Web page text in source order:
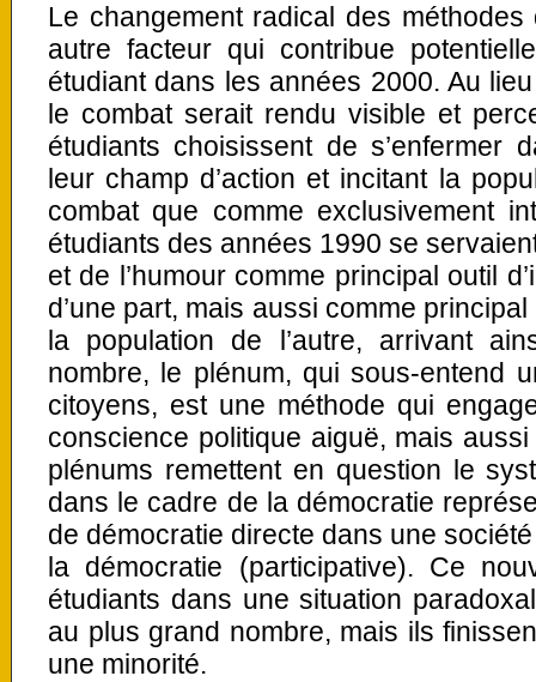
Le changement radical des
autre facteur qui contribue
étudiant dans les années 2000. Au
le combat serait rendu visible et
étudiants choisissent de s’enfermer
leur champ d’action et incitant la
combat que comme exclusivement
étudiants des années 1990 se
et de l’humour comme principal outil
d’une part, mais aussi comme
la population de l’autre, arrivant
nombre, le plénum, qui sous-entend
citoyens, est une méthode qui
conscience politique aiguë, mais
plénums remettent en question le
dans le cadre de la démocratie
de démocratie directe dans une
la démocratie (participative). Ce
étudiants dans une situation
au plus grand nombre, mais ils
une minorité.